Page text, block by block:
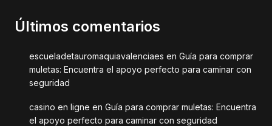
Últimos comentarios
escueladetauromaquiavalenciaes en Guía para comprar
muletas: Encuentra el apoyo perfecto para caminar con
seguridad
casino en ligne en Guía para comprar muletas: Encuentra
el apoyo perfecto para caminar con seguridad